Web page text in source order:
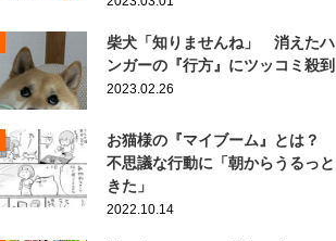
柴犬「知りませんね」 消えたハ
ンガーの『行方』にツッコミ殺到
2023.02.26
お猫様の『マイブーム』とは？
不思議な行動に「朝からうるっと
きた」
2022.10.14